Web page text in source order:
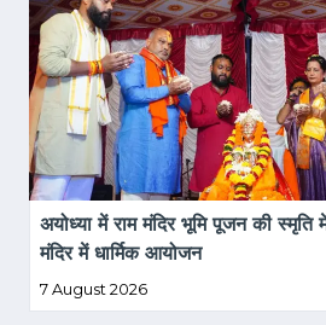
अयोध्या में राम मंदिर भूमि पूजन की स्मृति
मंदिर में धार्मिक आयोजन
7 August 2026